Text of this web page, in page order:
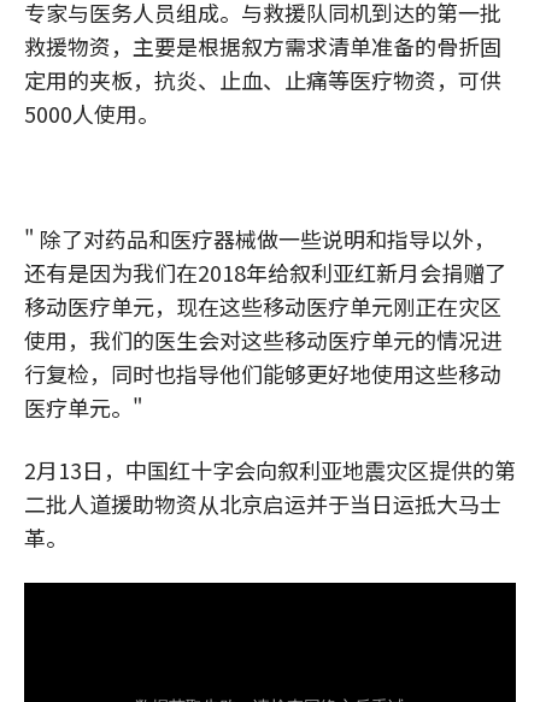
专家与医务人员组成。与救援队同机到达的第一批
救援物资，主要是根据叙方需求清单准备的骨折固
定用的夹板，抗炎、止血、止痛等医疗物资，可供
5000人使用。
" 除了对药品和医疗器械做一些说明和指导以外，
还有是因为我们在2018年给叙利亚红新月会捐赠了
移动医疗单元，现在这些移动医疗单元刚正在灾区
使用，我们的医生会对这些移动医疗单元的情况进
行复检，同时也指导他们能够更好地使用这些移动
医疗单元。"
2月13日，中国红十字会向叙利亚地震灾区提供的第
二批人道援助物资从北京启运并于当日运抵大马士
革。